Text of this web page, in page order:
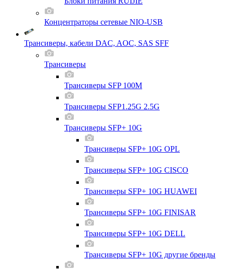
Концентраторы сетевые NIO-USB
Трансиверы, кабели DAC, AOC, SAS SFF
Трансиверы
Трансиверы SFP 100M
Трансиверы SFP1.25G 2.5G
Трансиверы SFP+ 10G
Трансиверы SFP+ 10G OPL
Трансиверы SFP+ 10G CISCO
Трансиверы SFP+ 10G HUAWEI
Трансиверы SFP+ 10G FINISAR
Трансиверы SFP+ 10G DELL
Трансиверы SFP+ 10G другие бренды